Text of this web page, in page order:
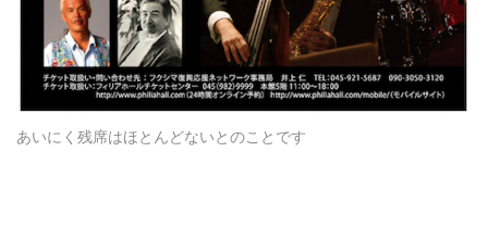
あいにく残席はほとんどないとのことです